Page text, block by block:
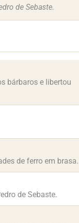
de Sebaste.
bárbaros e libertou
de ferro em brasa.
de Sebaste.